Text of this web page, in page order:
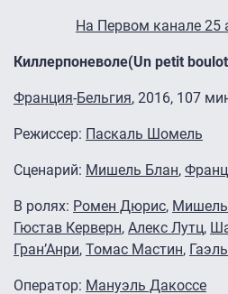
На Первом канале 25
Киллерпоневоле(Un petit
Франция-Бельгия, 2016, 107
Режиссер: Паскаль Шомель
Сценарий: Мишель Блан, Франц
В ролях: Ромен Дюрис,
Гюстав Керверн, Алекс Лутц,
Гран’Анри, Томас Мастин,
Оператор: Мануэль Дакоссе